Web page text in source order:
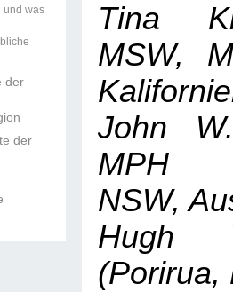
und was
der
der
Tina
MSW,
John
MPH
NSW,
Hugh
(Porirua,